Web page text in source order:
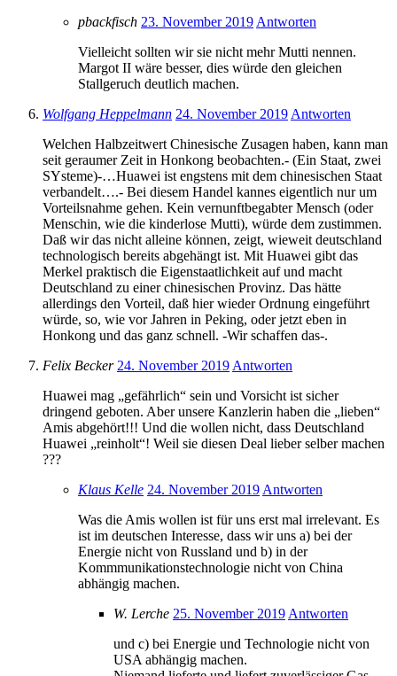
pbackfisch 23. November 2019 Antworten
Vielleicht sollten wir sie nicht mehr Mutti nennen.
Margot II wäre besser, dies würde den gleichen
Stallgeruch deutlich machen.
Wolfgang Heppelmann 24. November 2019 Antworten
Welchen Halbzeitwert Chinesische Zusagen haben, kann man
seit geraumer Zeit in Honkong beobachten.- (Ein Staat, zwei
SYsteme)-…Huawei ist engstens mit dem chinesischen Staat
verbandelt….- Bei diesem Handel kannes eigentlich nur um
Vorteilsnahme gehen. Kein vernunftbegabter Mensch (oder
Menschin, wie die kinderlose Mutti), würde dem zustimmen.
Daß wir das nicht alleine können, zeigt, wieweit deutschland
technologisch bereits abgehängt ist. Mit Huawei gibt das
Merkel praktisch die Eigenstaatlichkeit auf und macht
Deutschland zu einer chinesischen Provinz. Das hätte
allerdings den Vorteil, daß hier wieder Ordnung eingeführt
würde, so, wie vor Jahren in Peking, oder jetzt eben in
Honkong und das ganz schnell. -Wir schaffen das-.
Felix Becker 24. November 2019 Antworten
Huawei mag „gefährlich“ sein und Vorsicht ist sicher
dringend geboten. Aber unsere Kanzlerin haben die „lieben“
Amis abgehört!!! Und die wollen nicht, dass Deutschland
Huawei „reinholt“! Weil sie diesen Deal lieber selber machen
???
Klaus Kelle 24. November 2019 Antworten
Was die Amis wollen ist für uns erst mal irrelevant. Es
ist im deutschen Interesse, dass wir uns a) bei der
Energie nicht von Russland und b) in der
Kommmunikationstechnologie nicht von China
abhängig machen.
W. Lerche 25. November 2019 Antworten
und c) bei Energie und Technologie nicht von
USA abhängig machen.